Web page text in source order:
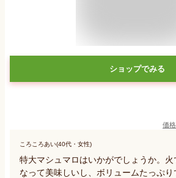
ショップでみる
価
ころころあい(40代・女性)
特大マシュマロはいかがでしょうか。火
なって美味しいし、ボリュームたっぷ